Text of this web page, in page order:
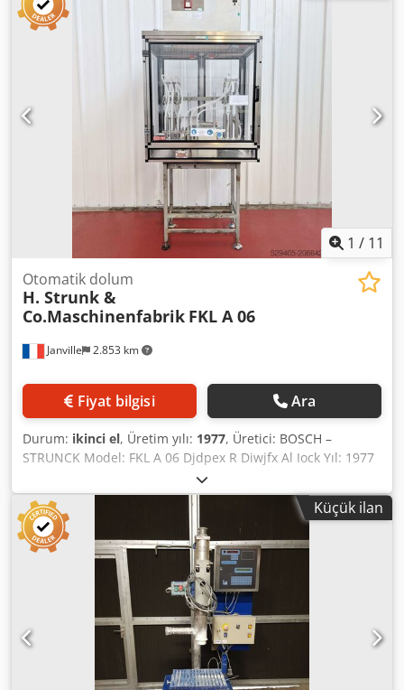
Donanım: Kutudan çıkarıcı (JOHA Diamant M1), Şişe yıkama
makinesi (Klinger, 2016, 7.000 şişe/saat), Boş şişe
denetleyicisi (Heuft Reflexx InLine IR, 2016, 8.000 şişe/saat),
Şişe dolum ve kapatma makinesi (Hormes), Bügel kapak
kapatıcısı (AMS, 1997, 15 kapama ünitesi, 6.000 şişe/saat),
Etiketleme makinesi (Gernep, 2014, 9.000 şişe/saat),
Paketleyici (JOHA Diamant M1), Kasa yıkama makinesi,
1 / 11
Janville 2.853 km
Otomatik dolum
H. Strunk &
Co.Maschinenfabrik FKL A 06
Fiyat bilgisi Ara
Durum: ikinci el, Üretim yılı: 1977, Üretici: BOSCH –
STRUNCK Model: FKL A 06 Djdpex R Diwjfx Al Iock Yıl: 1977
Tip: Otomatik dolum makinesi Daldırmalı dolum kafaları
Set başına dolum pompası: 6 adet 1 pompa grubu 100
ml'ye kadar 1 pompa grubu 200 ml'ye kadar Piston strok
ayarı: mekanik Motor gücü: 0,37 kW Laminer akış Temizlik
için kapalı devreye sahip dolum kafası depolama sistemi.
Makine ölçüleri: 100 x 80 x 245 cm Çalışır durumda video
Küçük ilan